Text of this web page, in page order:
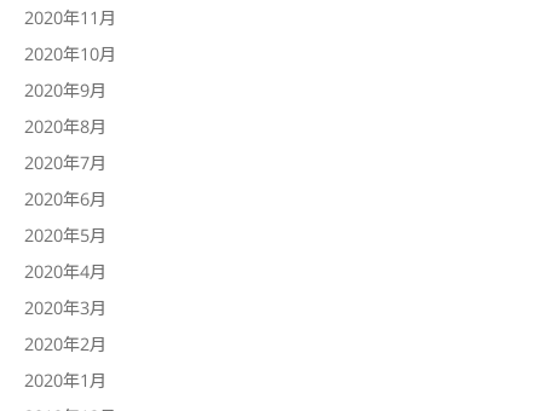
2020年11月
2020年10月
2020年9月
2020年8月
2020年7月
2020年6月
2020年5月
2020年4月
2020年3月
2020年2月
2020年1月